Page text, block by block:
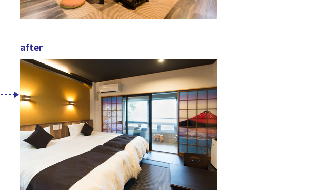
after